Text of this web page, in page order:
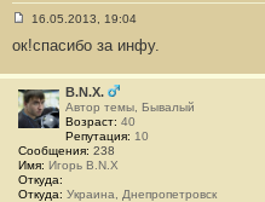
о
б
щ
е
н
и
е
#
7
16.05.2013, 19:04
ок!спасибо за инфу.
B.N.X.
Автор темы, Бывалый
Возраст: 40
Репутация: 10
Сообщения: 238
Имя: Игорь B.N.X
Откуда:
Откуда: Украина, Днепропетровск